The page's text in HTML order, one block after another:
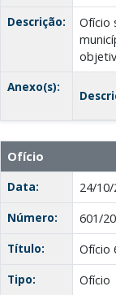
Descrição:
Ofício
Anexo(s):
Ofício
Data:
24/
Número:
601/
Título:
Ofício
Tipo:
Ofício